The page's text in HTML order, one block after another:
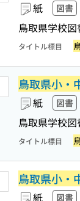
紙 図書
鳥取県学校
タイトル標目
鳥取県小・
紙 図書
鳥取県学校
タイトル標目
鳥取県小・
紙 図書